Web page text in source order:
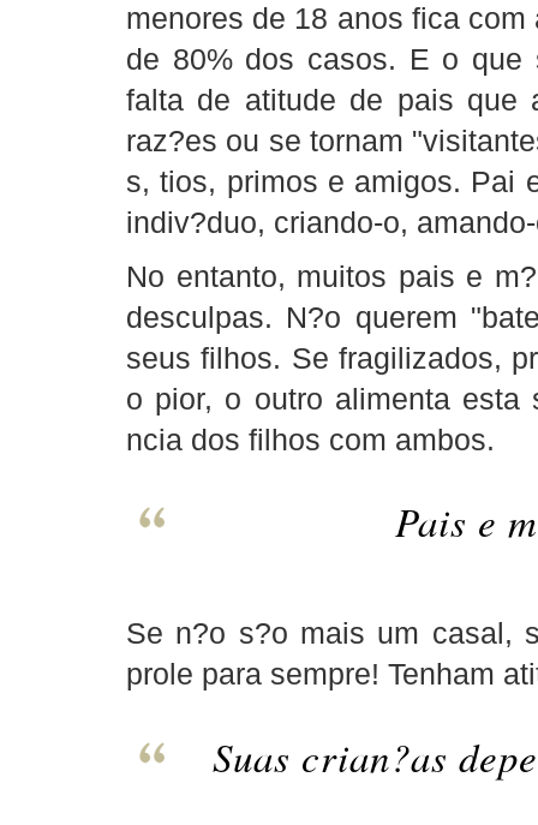
menores de 18 anos fica
de 80% dos casos. E o que
falta de atitude de pais que
raz?es ou se tornam
s, tios, primos e amigos. Pai
indiv?duo, criando-o,
No entanto, muitos pais e
desculpas. N?o querem
seus filhos. Se fragilizados,
o pior, o outro alimenta esta
ncia dos filhos com ambos.
Pais e
Se n?o s?o mais um casal,
prole para sempre! Tenham
Suas crian?as